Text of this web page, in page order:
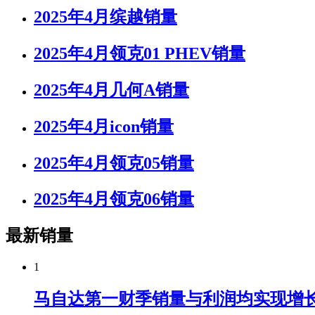
2025年4月缤越销量
2025年4月领克01 PHEV销量
2025年4月几何A销量
2025年4月icon销量
2025年4月领克05销量
2025年4月领克06销量
最新销量
1
马自达第一财季销量与利润均实现增